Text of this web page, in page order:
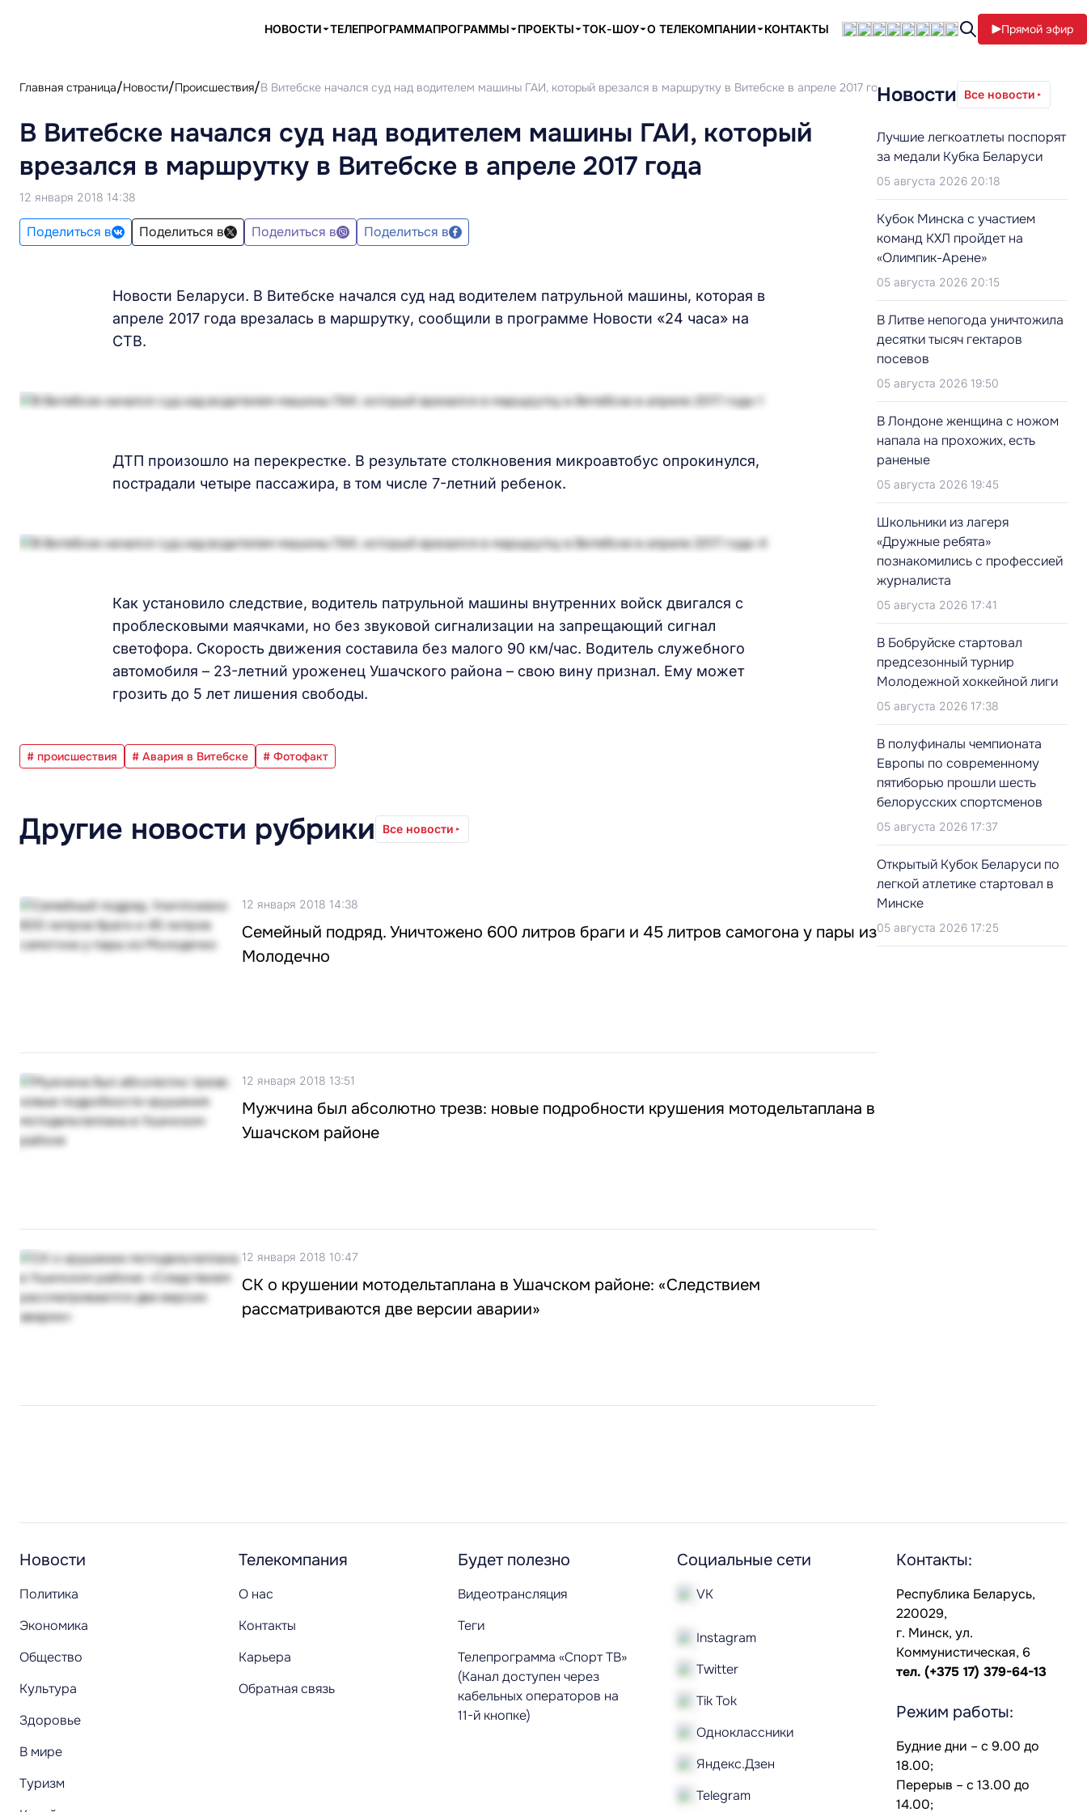
НОВОСТИ ТЕЛЕПРОГРАММАПРОГРАММЫ ПРОЕКТЫ ТОК-ШОУ О ТЕЛЕКОМПАНИИ КОНТАКТЫ Прямой эфир
Главная страница Новости Происшествия В Витебске начался суд над водителем машины ГАИ, который врезался в маршрутку в Витебске в апреле 2017 года
В Витебске начался суд над водителем машины ГАИ, который
врезался в маршрутку в Витебске в апреле 2017 года
12 января 2018 14:38
Поделиться в Поделиться в Поделиться в Поделиться в
Новости Беларуси. В Витебске начался суд над водителем патрульной машины, которая в
апреле 2017 года врезалась в маршрутку, сообщили в программе Новости «24 часа» на
СТВ.
ДТП произошло на перекрестке. В результате столкновения микроавтобус опрокинулся,
пострадали четыре пассажира, в том числе 7-летний ребенок.
Как установило следствие, водитель патрульной машины внутренних войск двигался с
проблесковыми маячками, но без звуковой сигнализации на запрещающий сигнал
светофора. Скорость движения составила без малого 90 км/час. Водитель служебного
автомобиля – 23-летний уроженец Ушачского района – свою вину признал. Ему может
грозить до 5 лет лишения свободы.
# происшествия # Авария в Витебске # Фотофакт
Другие новости рубрики Все новости
12 января 2018 14:38
Семейный подряд. Уничтожено 600 литров браги и 45 литров самогона у пары из
Молодечно
12 января 2018 13:51
Мужчина был абсолютно трезв: новые подробности крушения мотодельтаплана в
Ушачском районе
12 января 2018 10:47
СК о крушении мотодельтаплана в Ушачском районе: «Следствием
рассматриваются две версии аварии»
Новости Все новости
Лучшие легкоатлеты поспорят
за медали Кубка Беларуси
05 августа 2026 20:18
Кубок Минска с участием
команд КХЛ пройдет на
«Олимпик-Арене»
05 августа 2026 20:15
В Литве непогода уничтожила
десятки тысяч гектаров
посевов
05 августа 2026 19:50
В Лондоне женщина с ножом
напала на прохожих, есть
раненые
05 августа 2026 19:45
Школьники из лагеря
«Дружные ребята»
познакомились с профессией
журналиста
05 августа 2026 17:41
В Бобруйске стартовал
предсезонный турнир
Молодежной хоккейной лиги
05 августа 2026 17:38
В полуфиналы чемпионата
Европы по современному
пятиборью прошли шесть
белорусских спортсменов
05 августа 2026 17:37
Открытый Кубок Беларуси по
легкой атлетике стартовал в
Минске
05 августа 2026 17:25
Новости
Политика
Экономика
Общество
Культура
Здоровье
В мире
Туризм
Телекомпания
О нас
Контакты
Карьера
Обратная связь
Будет полезно
Видеотрансляция
Теги
Телепрограмма «Спорт ТВ»
(Канал доступен через
кабельных операторов на
11-й кнопке)
Социальные сети
VK
Instagram
Twitter
Tik Tok
Одноклассники
Яндекс.Дзен
Telegram
Контакты:
Республика Беларусь,
220029,
г. Минск, ул.
Коммунистическая, 6
тел. (+375 17) 379-64-13
Режим работы:
Будние дни – с 9.00 до
18.00;
Перерыв – с 13.00 до
14.00;